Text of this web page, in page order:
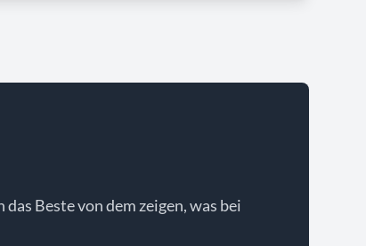
Beste von dem zeigen, was bei